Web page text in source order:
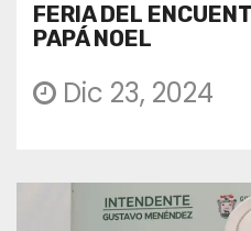
FERIA DEL
PAPÁ NOEL
Dic 23, 2024